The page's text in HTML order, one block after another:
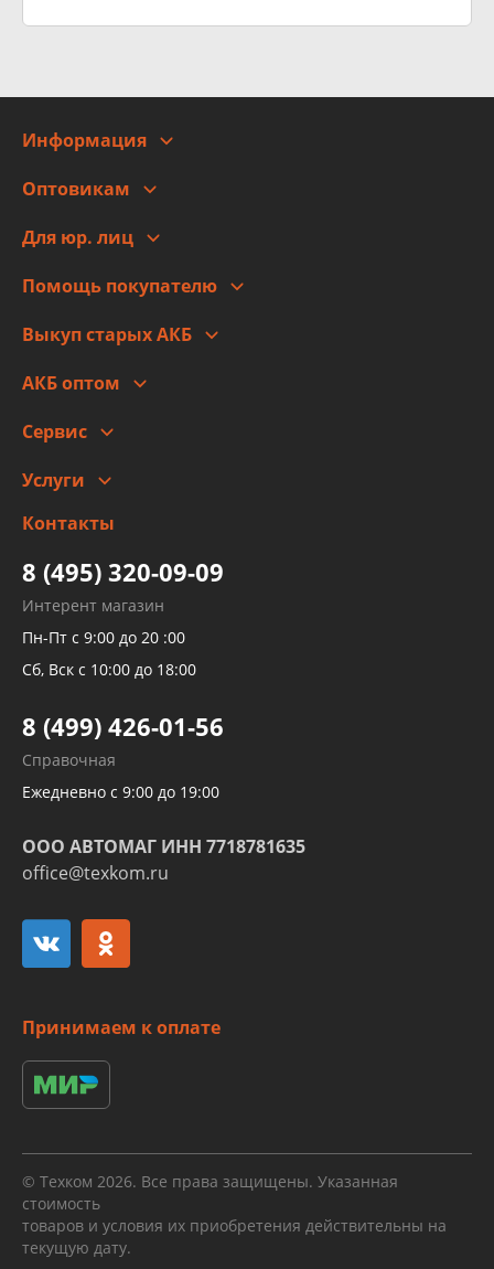
Информация
Адреса
Новости
Правовая информация
Оптовикам
Для юр. лиц
Помощь покупателю
Оплата
Гарантии и возврат
Выкуп старых АКБ
АКБ оптом
Сервис
Заправка кондиционера авто
Детейлинг
Услуги
высокого давления
Тормозных трубок
Рукавов гидроусилителей
Рукавов компрессоров и турбин
Трубок кондиционеров
Развертка пайка медных стальных
алюминиевых трубок и штуцеров
Контакты
8 (495) 320-09-09
Интерент магазин
Пн-Пт с 9:00 до 20 :00
Сб, Вск с 10:00 до 18:00
8 (499) 426-01-56
Справочная
Ежедневно с 9:00 до 19:00
ООО АВТОМАГ ИНН 7718781635
office@texkom.ru
Принимаем к оплате
© Техком 2026. Все права защищены. Указанная
стоимость
товаров и условия их приобретения действительны на
текущую дату.